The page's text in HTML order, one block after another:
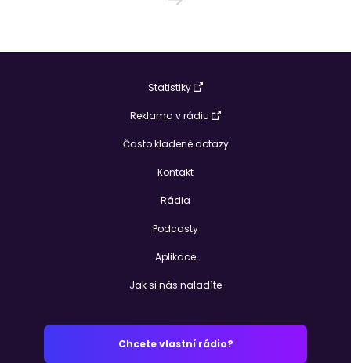
Statistiky
Reklama v rádiu
Často kladené dotazy
Kontakt
Rádia
Podcasty
Aplikace
Jak si nás naladíte
Chcete vlastní rádio?